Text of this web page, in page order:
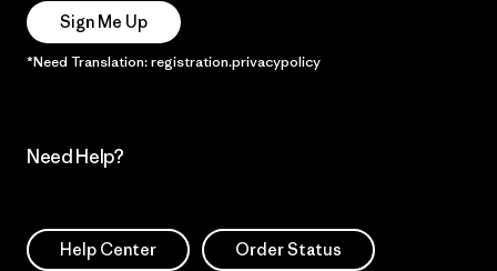
Sign Me Up
*Need Translation: registration.privacypolicy
Need Help?
Help Center Order Status